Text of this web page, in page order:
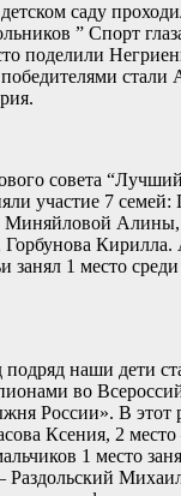
саду
” Спорт
поделили
стали
совета
участие 7
Миняйловой
Кирилла.
занял 1 место среди
наши дети
во
России». В этот
Ксения, 2
1 место
Раздольский